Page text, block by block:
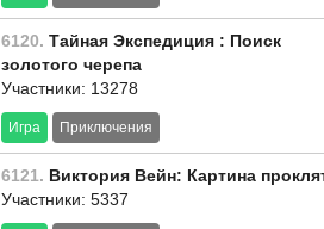
6120. Тайная Экспедиция : Поиск
золотого черепа
Участники: 13278
Игра Приключения
6121. Виктория Вейн: Картина
Участники: 5337